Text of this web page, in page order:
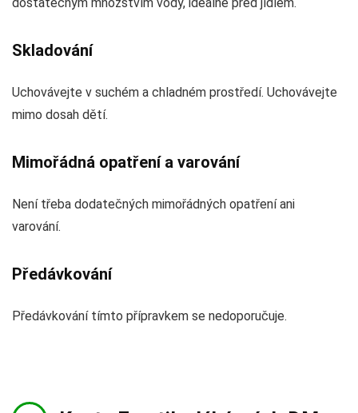
Skladování
Uchovávejte v suchém a chladném prostředí. Uchovávejte
mimo dosah dětí.
Mimořádná opatření a varování
Není třeba dodatečných mimořádných opatření ani
varování.
Předávkování
Předávkování tímto přípravkem se nedoporučuje.